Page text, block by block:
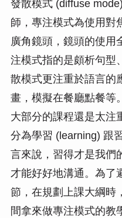
發散模式 (diffuse
師，專注模式為使用對
廣角鏡頭，鏡頭的使用
注模式指的是頗析句型
散模式更注重於語言的
畫，模擬在餐廳點餐等
大部分的課程還是太注
分為學習 (learning) 跟
言來說，習得才是我們
才能好好地溝通。為了
節，在規劃上課大綱時
間拿來做專注模式的教